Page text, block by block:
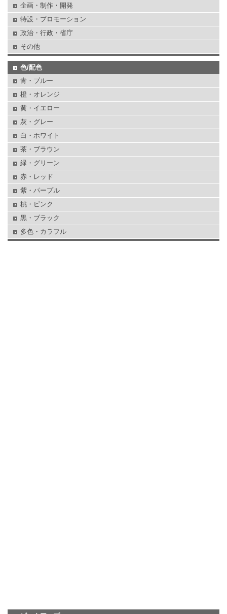
企画・制作・開発
特設・プロモーション
政治・行政・省庁
その他
色/配色
青・ブルー
橙・オレンジ
黄・イエロー
灰・グレー
白・ホワイト
茶・ブラウン
緑・グリーン
赤・レッド
紫・パープル
桃・ピンク
黒・ブラック
多色・カラフル